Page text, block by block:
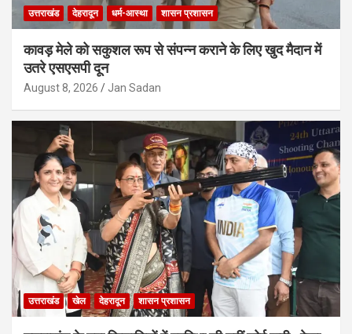
उत्तराखंड देहरादून धर्म-आस्था शासन प्रशासन
कावड़ मेले को सकुशल रूप से संपन्न कराने के लिए खुद मैदान में
उतरे एसएसपी दून
August 8, 2026 Jan Sadan
उत्तराखंड खेल देहरादून शासन प्रशासन